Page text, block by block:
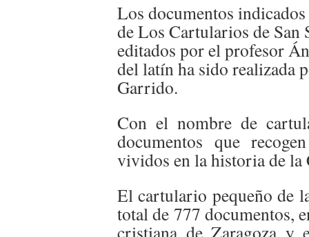
Los documentos
de Los Cartularios de San
editados por el profesor
del latín ha sido
Garrido.
Con el nombre de
documentos que
vividos en la historia de la
El cartulario pequeño de
total de 777 documentos,
cristiana de Zaragoza y